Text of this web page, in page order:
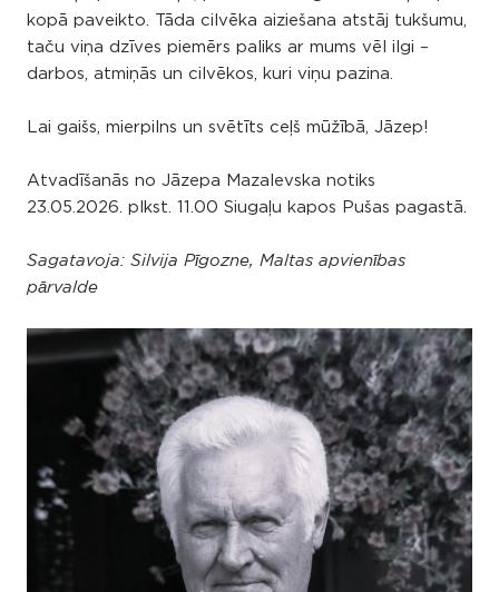
kopā paveikto. Tāda cilvēka aiziešana atstāj tukšumu,
taču viņa dzīves piemērs paliks ar mums vēl ilgi –
darbos, atmiņās un cilvēkos, kuri viņu pazina.
Lai gaišs, mierpilns un svētīts ceļš mūžībā, Jāzep!
Atvadīšanās no Jāzepa Mazalevska notiks
23.05.2026. plkst. 11.00 Siugaļu kapos Pušas pagastā.
Sagatavoja: Silvija Pīgozne, Maltas apvienības
pārvalde